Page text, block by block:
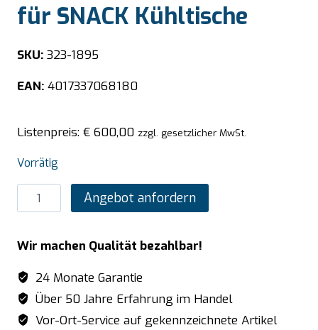
für SNACK Kühltische
SKU: 323-1895
EAN: 4017337068180
Listenpreis: € 600,00 zzgl. gesetzlicher MwSt.
Vorrätig
SARO
3er
für
SNACK
Kühltische
Menge
Angebot anfordern
Wir machen Qualität bezahlbar!
24 Monate Garantie
Über 50 Jahre Erfahrung im Handel
Vor-Ort-Service auf gekennzeichnete Artikel